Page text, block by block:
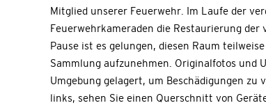
Mitglied unserer Feuerwehr. Im Laufe der
Feuerwehrkameraden die Restaurierung
Pause ist es gelungen, diesen Raum
Sammlung aufzunehmen. Originalfotos und
Umgebung gelagert, um Beschädigungen
links, sehen Sie einen Querschnitt von